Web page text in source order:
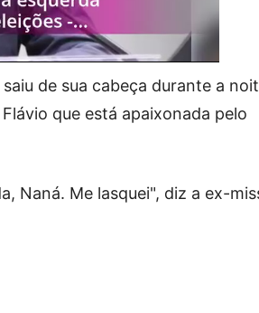
de sua cabeça durante a
que está apaixonada pelo
Naná. Me lasquei", diz a ex-